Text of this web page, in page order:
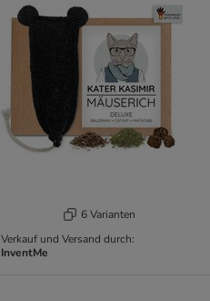
6 Varianten
Verkauf und Versand durch:
InventMe